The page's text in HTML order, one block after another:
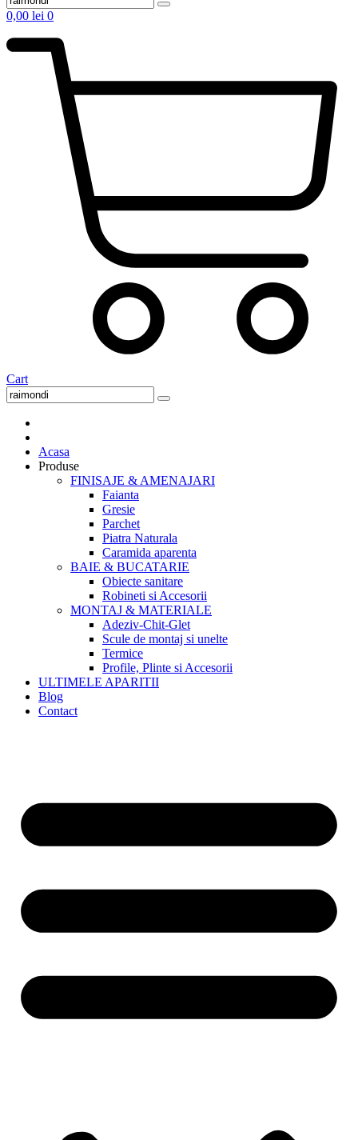
0,00 lei 0
Cart
Acasa
Produse
FINISAJE & AMENAJARI
Faianta
Gresie
Parchet
Piatra Naturala
Caramida aparenta
BAIE & BUCATARIE
Obiecte sanitare
Robineti si Accesorii
MONTAJ & MATERIALE
Adeziv-Chit-Glet
Scule de montaj si unelte
Termice
Profile, Plinte si Accesorii
ULTIMELE APARITII
Blog
Contact